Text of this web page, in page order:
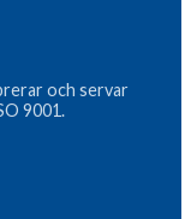
och servar
9001.